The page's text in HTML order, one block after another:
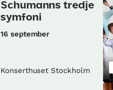
Schumanns tredje
symfoni
16 september
Konserthuset Stockholm